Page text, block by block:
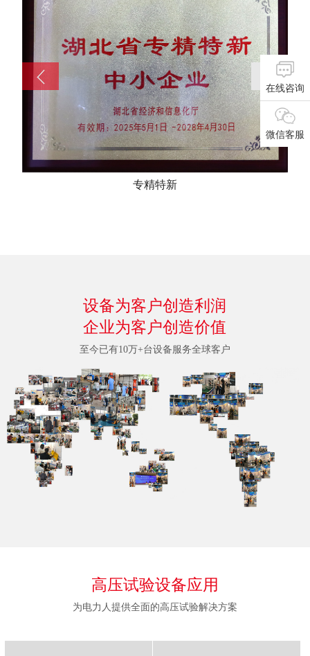
专精特新
设备为客户创造利润
企业为客户创造价值
至今已有10万+台设备服务全球客户
高压试验设备应用
为电力人提供全面的高压试验解决方案
在线咨询
微信客服